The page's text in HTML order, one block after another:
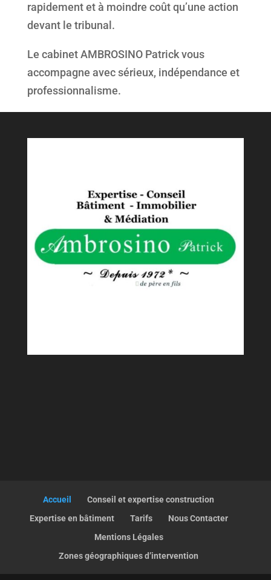
rapidement et à moindre coût qu’une action
devant le tribunal.
Le cabinet AMBROSINO Patrick vous
accompagne avec sérieux, indépendance et
professionnalisme.
Accueil
Conseil et expertise construction
Expertise en bâtiment
Tarifs
Nous Contacter
Mentions Légales
Zones géographiques d’intervention